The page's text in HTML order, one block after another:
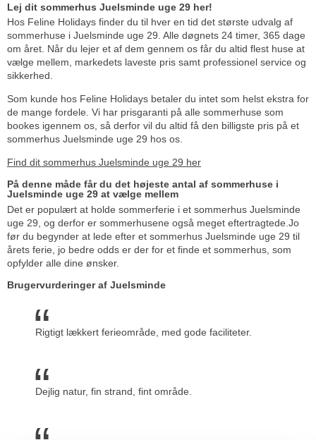
Lej dit sommerhus Juelsminde uge 29 her!
Hos Feline Holidays finder du til hver en tid det største udvalg af
sommerhuse i Juelsminde uge 29. Alle døgnets 24 timer, 365 dage
om året. Når du lejer et af dem gennem os får du altid flest huse at
vælge mellem, markedets laveste pris samt professionel service og
sikkerhed.
Som kunde hos Feline Holidays betaler du intet som helst ekstra for
de mange fordele. Vi har prisgaranti på alle sommerhuse som
bookes igennem os, så derfor vil du altid få den billigste pris på et
sommerhus Juelsminde uge 29 hos os.
Find dit sommerhus Juelsminde uge 29 her
På denne måde får du det højeste antal af sommerhuse i
Juelsminde uge 29 at vælge mellem
Det er populært at holde sommerferie i et sommerhus Juelsminde
uge 29, og derfor er sommerhusene også meget eftertragtede.Jo
før du begynder at lede efter et sommerhus Juelsminde uge 29 til
årets ferie, jo bedre odds er der for et finde et sommerhus, som
opfylder alle dine ønsker.
Brugervurderinger af Juelsminde
Rigtigt lækkert ferieområde, med gode faciliteter.
Dejlig natur, fin strand, fint område.